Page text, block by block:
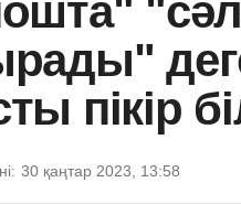
пікір
30 қаңтар 2023, 13:58